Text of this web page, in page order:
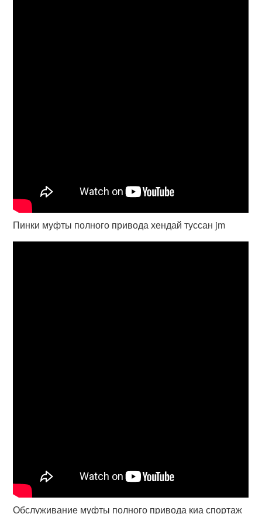
Пинки муфты полного привода хендай туссан jm
Обслуживание муфты полного привода киа спортаж